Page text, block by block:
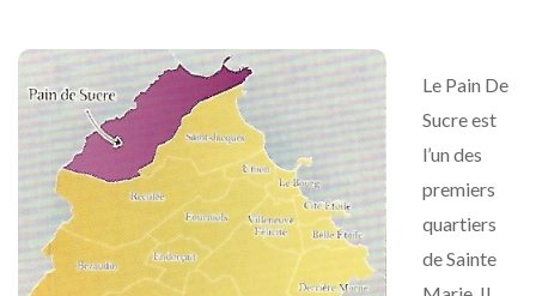
Le Pain De
Sucre est
l’un des
premiers
quartiers
de Sainte